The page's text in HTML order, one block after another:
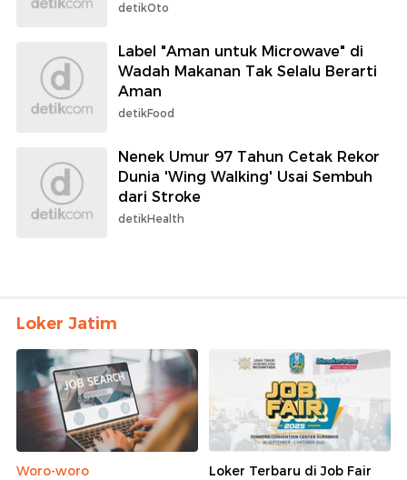
detikOto
Label "Aman untuk Microwave" di
Wadah Makanan Tak Selalu Berarti
Aman
detikFood
Nenek Umur 97 Tahun Cetak Rekor
Dunia 'Wing Walking' Usai Sembuh
dari Stroke
detikHealth
Loker Jatim
Woro-woro
Loker Terbaru di Job Fair